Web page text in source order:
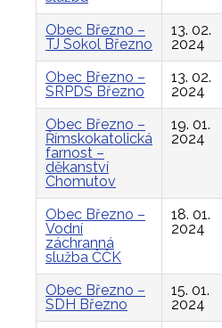
Obec Březno –
TJ Sokol Březno
13. 02.
2024
Obec Březno –
SRPDŠ Březno
13. 02.
2024
Obec Březno –
Římskokatolická
farnost –
děkanství
Chomutov
19. 01.
2024
Obec Březno –
Vodní
záchranná
služba ČČK
18. 01.
2024
Obec Březno –
SDH Březno
15. 01.
2024